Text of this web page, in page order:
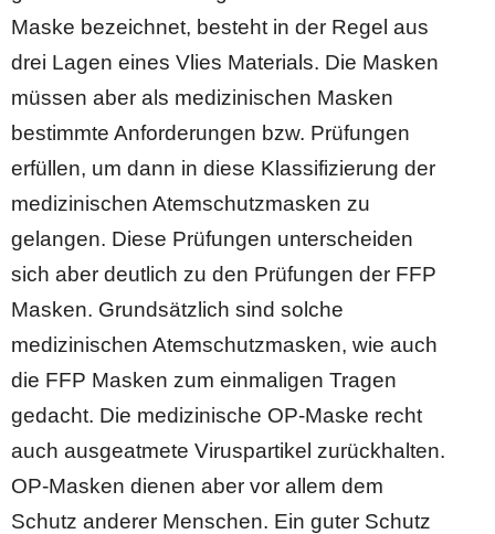
Maske bezeichnet, besteht in der Regel aus
drei Lagen eines Vlies Materials. Die Masken
müssen aber als medizinischen Masken
bestimmte Anforderungen bzw. Prüfungen
erfüllen, um dann in diese Klassifizierung der
medizinischen Atemschutzmasken zu
gelangen. Diese Prüfungen unterscheiden
sich aber deutlich zu den Prüfungen der FFP
Masken. Grundsätzlich sind solche
medizinischen Atemschutzmasken, wie auch
die FFP Masken zum einmaligen Tragen
gedacht. Die medizinische OP-Maske recht
auch ausgeatmete Viruspartikel zurückhalten.
OP-Masken dienen aber vor allem dem
Schutz anderer Menschen. Ein guter Schutz